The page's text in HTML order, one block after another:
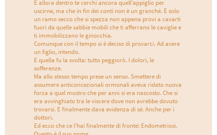
E allora dentro te cerchi ancora quell’appiglio per
uscirne, ma che in fin dei conti non è un granché. È solo
un ramo secco che si spezza non appena provi a cavarti
fuori da quelle sabbie mobili che ti afferrano le caviglie e
ti immobilizzano le ginocchia.
Comunque con il tempo si è deciso di provarci. Ad avere
un figlio, intendo.
E quella fu la svolta: tutto peggiorò. I dolori, le
sofferenze.
Ma allo stesso tempo prese un senso. Smettere di
assumere anticoncezionali ormonali aveva ridato nuova
forza a quel mostro che per anni si era nascosto. Che si
era avvinghiato tra le viscere dove non avrebbe dovuto
trovarsi. E finalmente dava evidenza di sé. Anche per i
dottori.
Ed ecco che ce l’hai finalmente di fronte: Endometriosi.